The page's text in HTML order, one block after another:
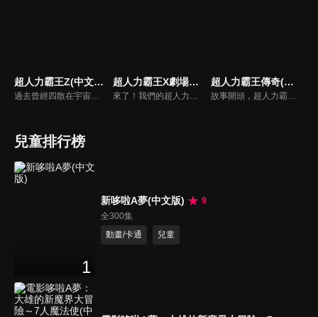
超人力霸王Z(中文版)
過去曾經四散在宇宙各處的惡魔碎片，再度讓宇宙陷入混亂。為了奪回和平的生活，超人力霸王們不停地在宇宙中奮戰。挺身面對邪惡的是超人力霸王0和弟子超人力霸王Z！Z獨自追著怪獸，來到了地球－－。當宇宙怪獸侵襲地球的瞬間，也造就了Z和遙輝的命運相會。兩位年輕人的熱血戰鬥故事，在此揭開序幕！
超人力霸王X劇場版(中文版)
來了！我們的超人力霸王
超人力霸王傳奇(中文版)
故事開頭，超人力霸王傑洛正在宇宙各地消滅剩餘的貝利亞軍團，之後在感應到帝納「超人力霸王帝納」飛鳥真的聲音後，馬上啟程來到了另一顆地球『 Future Earth World』。此刻，2035年，在『Neo Frontier Space』的宇宙中，斯菲亞開始襲擊了SUPER GUTS的火星移民基地。
兒童排行榜
1
新哆啦A夢(中文版)
9
全300集
動畫/卡通
兒童